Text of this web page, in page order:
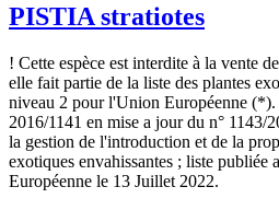
PISTIA stratiotes
! Cette espèce est interdite à la vente
elle fait partie de la liste des plantes
niveau 2 pour l'Union Européenne
2016/1141 en mise a jour du n° 1143/
la gestion de l'introduction et de la
exotiques envahissantes ; liste
Européenne le 13 Juillet 2022.